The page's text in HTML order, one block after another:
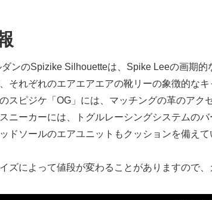
ンのSpizike Silhouetteは、Spike Leeの画期
それぞれのエアエアエアの靴リーの象徴的な
スピジケ「OG」には、マッチングの革のア
ニーカーには、トグルレーシングシステムの
ドソールのエアユニットもクッションを備えて
ズによって値段が変わることがありますので、